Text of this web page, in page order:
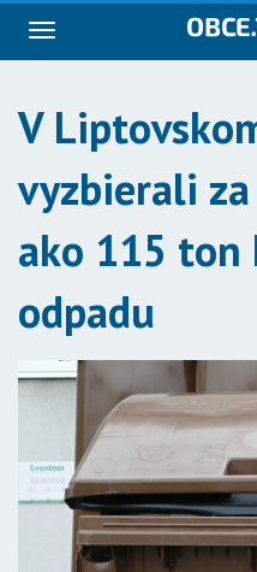
Navigácia
V
vyzbierali
ako 115 ton
odpadu